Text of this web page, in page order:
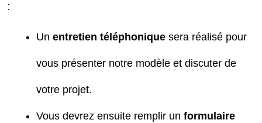
:
Un entretien téléphonique sera réalisé pour
vous présenter notre modèle et discuter de
votre projet.
Vous devrez ensuite remplir un formulaire